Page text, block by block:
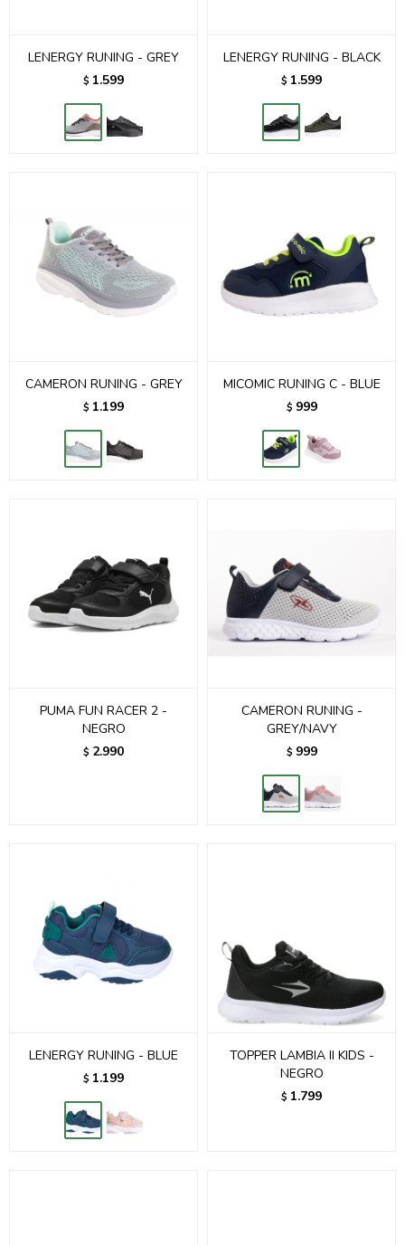
LENERGY RUNING - GREY
$ 1.599
LENERGY RUNING - BLACK
$ 1.599
CAMERON RUNING - GREY
$ 1.199
MICOMIC RUNING C - BLUE
$ 999
PUMA FUN RACER 2 -
NEGRO
$ 2.990
CAMERON RUNING -
GREY/NAVY
$ 999
LENERGY RUNING - BLUE
$ 1.199
TOPPER LAMBIA II KIDS -
NEGRO
$ 1.799